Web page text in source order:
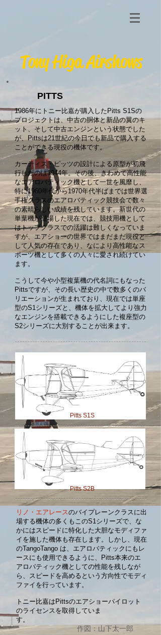
Tony Higa Airshows
PITTS
1986年にトニー比嘉が購入したPitts S1Sの
プロジェクトは、中古の胴体と新品の翼のキ
ット、そして中古エンジンという状態でした
が、Pittsは21世紀の今日でも新品で購入する
ことができる現役の機体です。
カーティス・ピッツの設計による原型が初飛
行したのは1944年。その後、きわめて高性能
なエアロバティック機として一世を風靡し、
特に1960年代から1970年代半ばまでは世界選
手権クラスのエアロバティック競技会で数々
の素晴らしい成績を残しています。新世代の
単葉機が登場した現在では、競技用機として
はトップクラスでの活躍は難しくなっていま
すが、エアショーの世界ではまだまだ現役と
して人気の存在であり、なにより高性能なス
ポーツ機として多くの人々に愛され続けてい
ます。
こうして今や小型複葉機の代名詞にもなった
Pittsですが、その長い歴史の中で数多くのバ
リエーションが生まれており、現在では単座
型のS1シリーズと、機体を拡大してより強力
なエンジンを搭載できるようにした複座型の
S2シリーズに大別することが出来ます。
Pitts S1S
Pitts S2B
リノ・エアレースのバイプレーンクラスに出
場する機体の多くもこのS1シリーズで、な
かにはスピードに特化した大胆なモディファ
イを施した機体も存在します。しかし、現在
のTangoTango は、エアロバティックにもレ
ースにも使用できるように、Pitts本来のエ
アロバティック機としての性能を残しなが
ら、スピードを高めるという方向性でモディ
ファイを行っています。
トニー比嘉はPittsのエアショーパイロット
のライセンスを取得していま
す。
作図：山下太一郎